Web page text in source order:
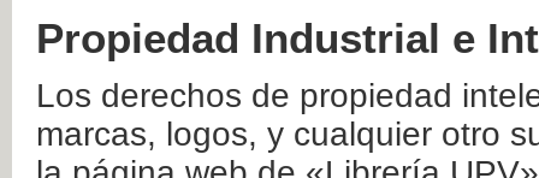
Propiedad Industrial e
Los derechos de propiedad
marcas, logos, y cualquier otro